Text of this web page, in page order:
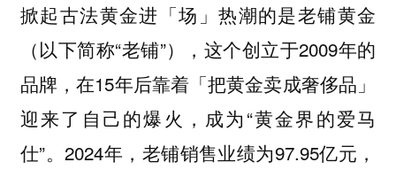
掀起古法黄金进「场」热潮的是老铺黄金
（以下简称“老铺”），这个创立于2009年的
品牌，在15年后靠着「把黄金卖成奢侈品」
迎来了自己的爆火，成为“黄金界的爱马
仕”。2024年，老铺销售业绩为97.95亿元，